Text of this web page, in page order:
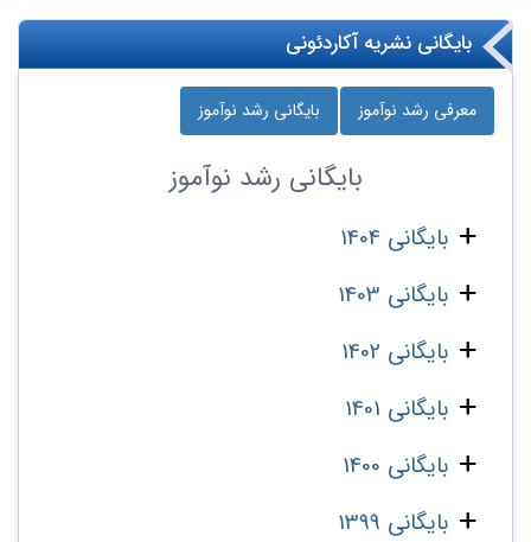
بایگانی نشریه آکاردئونی
معرفی رشد نوآموز بایگانی رشد نوآموز
بایگانی رشد نوآموز
بایگانی 1404
بایگانی 1403
بایگانی 1402
بایگانی 1401
بایگانی 1400
بایگانی 1399